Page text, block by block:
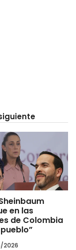
en las
de Colombia
2026